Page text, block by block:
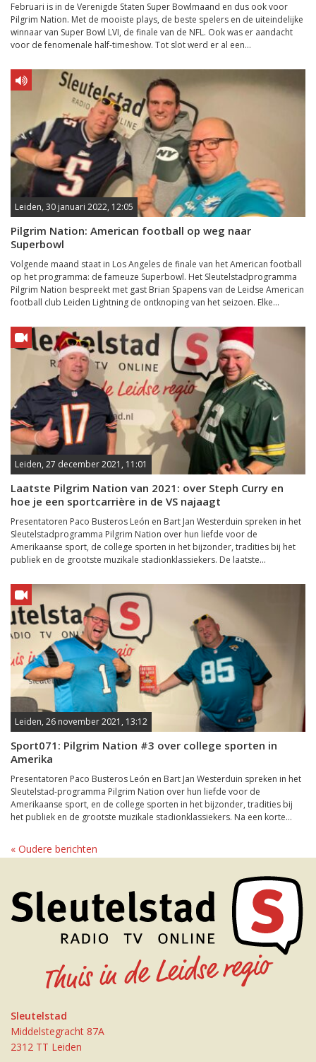
Februari is in de Verenigde Staten Super Bowlmaand en dus ook voor
Pilgrim Nation. Met de mooiste plays, de beste spelers en de uiteindelijke
winnaar van Super Bowl LVI, de finale van de NFL. Ook was er aandacht
voor de fenomenale half-timeshow. Tot slot werd er al een...
Leiden, 30 januari 2022, 12:05
Pilgrim Nation: American football op weg naar
Superbowl
Volgende maand staat in Los Angeles de finale van het American football
op het programma: de fameuze Superbowl. Het Sleutelstadprogramma
Pilgrim Nation bespreekt met gast Brian Spapens van de Leidse American
football club Leiden Lightning de ontknoping van het seizoen. Elke...
Leiden, 27 december 2021, 11:01
Laatste Pilgrim Nation van 2021: over Steph Curry en
hoe je een sportcarrière in de VS najaagt
Presentatoren Paco Busteros León en Bart Jan Westerduin spreken in het
Sleutelstadprogramma Pilgrim Nation over hun liefde voor de
Amerikaanse sport, de college sporten in het bijzonder, tradities bij het
publiek en de grootste muzikale stadionklassiekers. De laatste...
Leiden, 26 november 2021, 13:12
Sport071: Pilgrim Nation #3 over college sporten in
Amerika
Presentatoren Paco Busteros León en Bart Jan Westerduin spreken in het
Sleutelstad-programma Pilgrim Nation over hun liefde voor de
Amerikaanse sport, en de college sporten in het bijzonder, tradities bij
het publiek en de grootste muzikale stadionklassiekers. Na een korte...
« Oudere berichten
Sleutelstad
Middelstegracht 87A
2312 TT Leiden